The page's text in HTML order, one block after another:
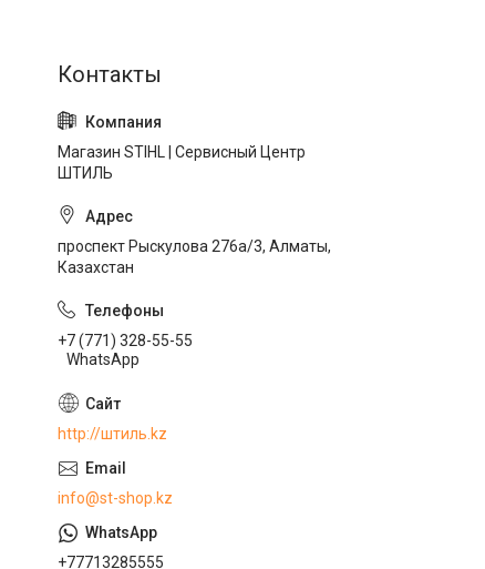
Магазин STIHL | Сервисный Центр
ШТИЛЬ
проспект Рыскулова 276а/3, Алматы,
Казахстан
+7 (771) 328-55-55
WhatsApp
http://штиль.kz
info@st-shop.kz
+77713285555